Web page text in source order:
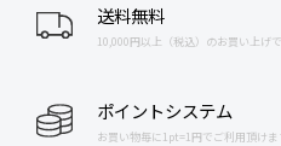
送料無料
10,000円以上（税込）のお買い上げ
ポイントシステム
お買い物毎に1pt=1円でご利用頂けま